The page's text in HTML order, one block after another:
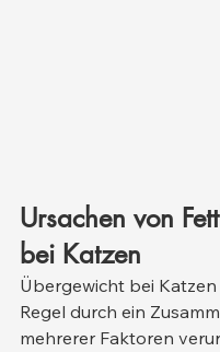
Ursachen von
bei Katzen
Übergewicht bei
Regel durch ein
mehrerer Faktoren